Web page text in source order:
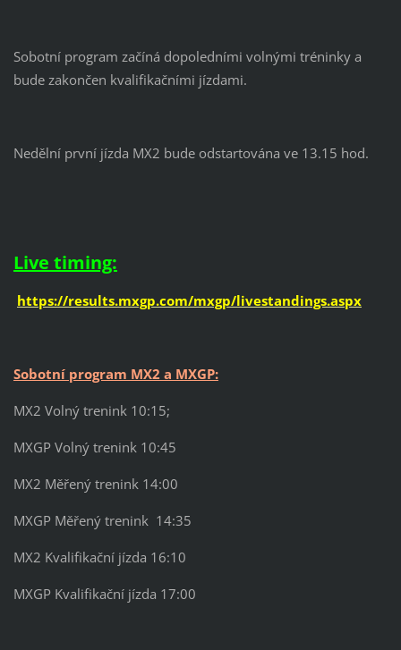
Sobotní program začíná dopoledními volnými tréninky a
bude zakončen kvalifikačními jízdami.
Nedělní první jízda MX2 bude odstartována ve 13.15 hod.
Live timing:
https://results.mxgp.com/mxgp/livestandings.aspx
Sobotní program MX2 a MXGP:
MX2 Volný trenink 10:15;
MXGP Volný trenink 10:45
MX2 Měřený trenink 14:00
MXGP Měřený trenink 14:35
MX2 Kvalifikační jízda 16:10
MXGP Kvalifikační jízda 17:00